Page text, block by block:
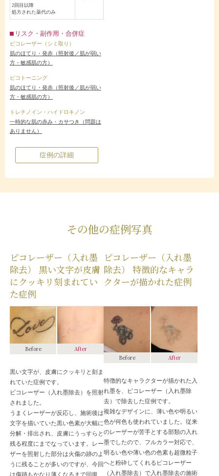
2回目以降
処方された薬代のみ
リスク・副作用・合併症
ピコレーザー（シミ取り）
肌のほてり・発赤（照射後／肌が弱い
方・敏感肌の方）
ピコトーニング
肌のほてり・発赤（照射後／肌が弱い
方・敏感肌の方）
トレチノイン・ハイドロキノン
一時的な肌の赤み・カサつき（問題は
ありません）
症例の詳細
その他の症例写真
ピコレーザー（入れ墨
除去） 黒い文字が皮膚
にクッキリ刻まれてい
た症例
Before After
黒い文字が、皮膚にクッキリと刻ま
れていた症例です。
ピコレーザー（入れ墨除去）を照射
されました。
うまくレーザーが反応し、施術後は
文字を描いていた黒い色素が大幅に
分解・排出され、皮膚にうっすらと
残る程度にまでなっています。レー
ザーを照射した部分は火傷の跡のよ
うに残ることが多いのですが、今回
ピコレーザー（入れ墨
除去） 特徴的なキャラ
クターが描かれた症例
Before After
特徴的なキャラクターが描かれた入
れ墨を、ピコレーザー（入れ墨除
去）で除去した症例です。
複雑なデザインに、薄い色や明るい
色が何色も使われていました。従来
のレーザーが苦手とする部類の入れ
墨でしたので、フルカラー対応で、
明るい色や薄い色の色素も超微粒子
へと粉砕してくれるピコレーザー
（入れ墨除去）で入れ墨除去の施術